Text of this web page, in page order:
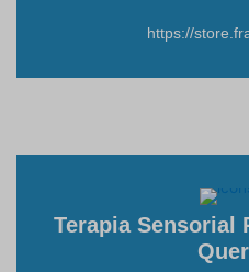
https://
Terapia Sensorial